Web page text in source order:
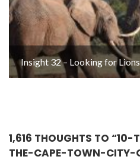
Insight 32 – Looking for
1,616 THOUGHTS TO “10-
THE-CAPE-TOWN-CITY-